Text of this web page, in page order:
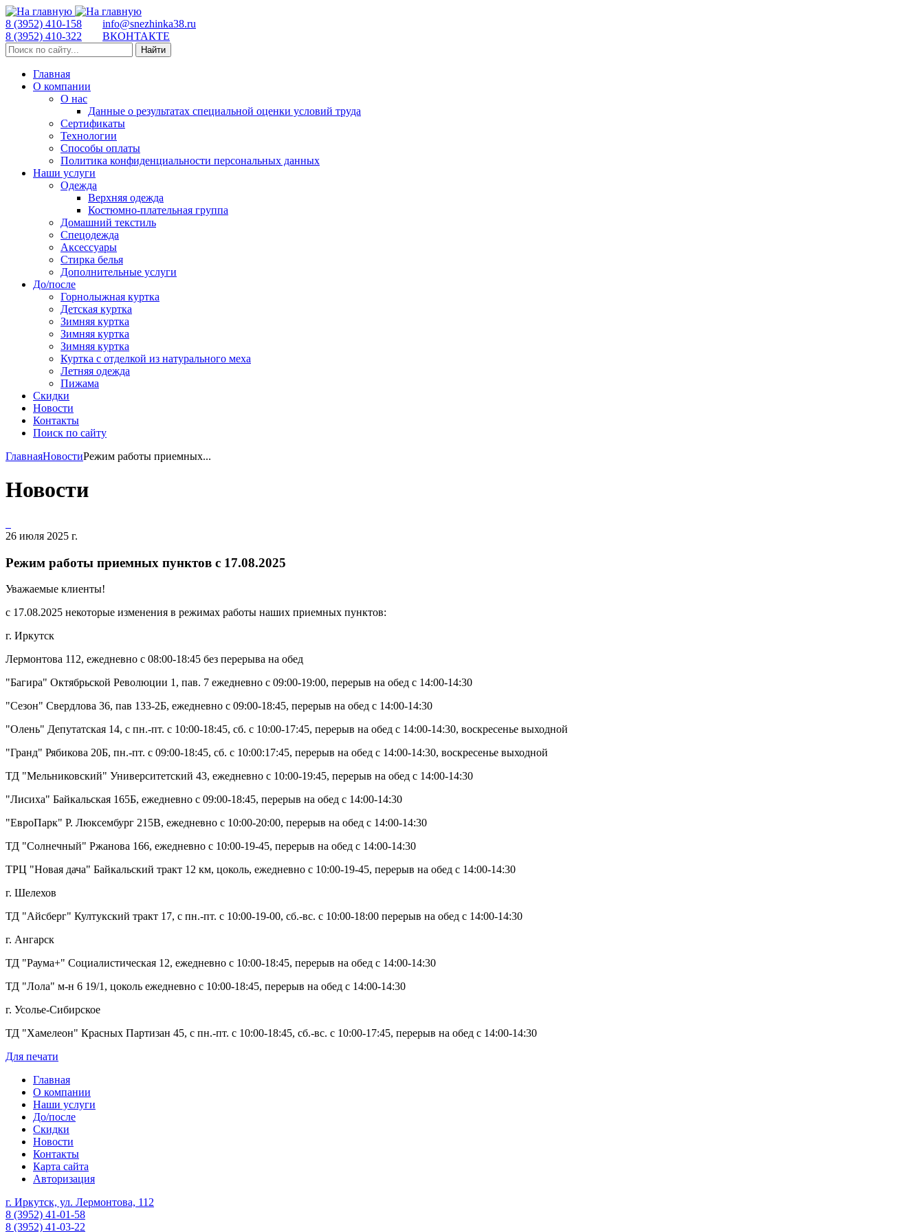
8 (3952) 410-158
8 (3952) 410-322
info@snezhinka38.ru
ВКОНТАКТЕ
Найти
Главная
О компании
О нас
Данные о результатах специальной оценки условий труда
Сертификаты
Технологии
Способы оплаты
Политика конфиденциальности персональных данных
Наши услуги
Одежда
Верхняя одежда
Костюмно-плательная группа
Домашний текстиль
Спецодежда
Аксессуары
Стирка белья
Дополнительные услуги
До/после
Горнолыжная куртка
Детская куртка
Зимняя куртка
Зимняя куртка
Зимняя куртка
Куртка с отделкой из натурального меха
Летняя одежда
Пижама
Скидки
Новости
Контакты
Поиск по сайту
ГлавнаяНовостиРежим работы приемных...
Новости
26 июля 2025 г.
Режим работы приемных пунктов с 17.08.2025
Уважаемые клиенты!
с 17.08.2025 некоторые изменения в режимах работы наших приемных пунктов:
г. Иркутск
Лермонтова 112, ежедневно с 08:00-18:45 без перерыва на обед
"Багира" Октябрьской Революции 1, пав. 7 ежедневно с 09:00-19:00, перерыв на обед с 14:00-14:30
"Сезон" Свердлова 36, пав 133-2Б, ежедневно с 09:00-18:45, перерыв на обед с 14:00-14:30
"Олень" Депутатская 14, с пн.-пт. с 10:00-18:45, сб. с 10:00-17:45, перерыв на обед с 14:00-14:30, воскресенье выходной
"Гранд" Рябикова 20Б, пн.-пт. с 09:00-18:45, сб. с 10:00:17:45, перерыв на обед с 14:00-14:30, воскресенье выходной
ТД "Мельниковский" Университетский 43, ежедневно с 10:00-19:45, перерыв на обед с 14:00-14:30
"Лисиха" Байкальская 165Б, ежедневно с 09:00-18:45, перерыв на обед с 14:00-14:30
"ЕвроПарк" Р. Люксембург 215В, ежедневно с 10:00-20:00, перерыв на обед с 14:00-14:30
ТД "Солнечный" Ржанова 166, ежедневно с 10:00-19-45, перерыв на обед с 14:00-14:30
ТРЦ "Новая дача" Байкальский тракт 12 км, цоколь, ежедневно с 10:00-19-45, перерыв на обед с 14:00-14:30
г. Шелехов
ТД "Айсберг" Култукский тракт 17, с пн.-пт. с 10:00-19-00, сб.-вс. с 10:00-18:00 перерыв на обед с 14:00-14:30
г. Ангарск
ТД "Раума+" Социалистическая 12, ежедневно с 10:00-18:45, перерыв на обед с 14:00-14:30
ТД "Лола" м-н 6 19/1, цоколь ежедневно с 10:00-18:45, перерыв на обед с 14:00-14:30
г. Усолье-Сибирское
ТД "Хамелеон" Красных Партизан 45, с пн.-пт. с 10:00-18:45, сб.-вс. с 10:00-17:45, перерыв на обед с 14:00-14:30
Для печати
Главная
О компании
Наши услуги
До/после
Скидки
Новости
Контакты
Карта сайта
Авторизация
г. Иркутск, ул. Лермонтова, 112
8 (3952) 41-01-58
8 (3952) 41-03-22